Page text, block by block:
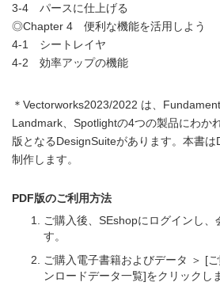
3-4 パースに仕上げる
◎Chapter 4 便利な機能を活用しよう
4-1 シートレイヤ
4-2 効率アップの機能
＊Vectorworks2023/2022 は、
Landmark、Spotlightの4つの製品にわか
版となるDesignSuiteがあります。本書
制作します。
PDF版のご利用方法
ご購入後、SEshopにログインし、
す。
ご購入電子書籍およびデータ ＞ [
ンロードデータ一覧]をクリックし